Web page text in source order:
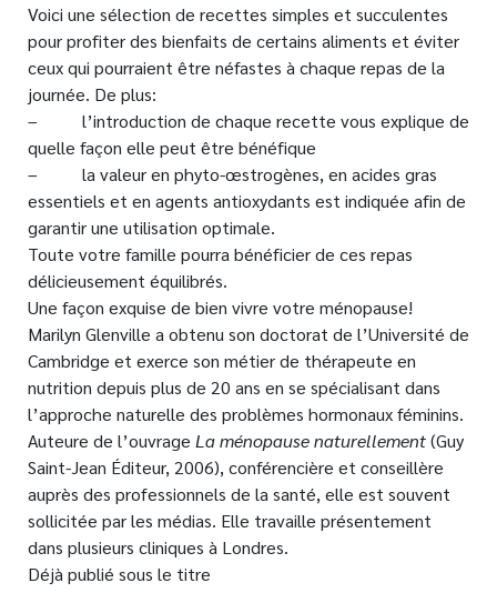
Voici une sélection de recettes simples et succulentes
pour profiter des bienfaits de certains aliments et éviter
ceux qui pourraient être néfastes à chaque repas de la
journée. De plus:
– l’introduction de chaque recette vous explique de
quelle façon elle peut être bénéfique
– la valeur en phyto-œstrogènes, en acides gras
essentiels et en agents antioxydants est indiquée afin de
garantir une utilisation optimale.
Toute votre famille pourra bénéficier de ces repas
délicieusement équilibrés.
Une façon exquise de bien vivre votre ménopause!
Marilyn Glenville a obtenu son doctorat de l’Université de
Cambridge et exerce son métier de thérapeute en
nutrition depuis plus de 20 ans en se spécialisant dans
l’approche naturelle des problèmes hormonaux féminins.
Auteure de l’ouvrage La ménopause naturellement(Guy
Saint-Jean Éditeur, 2006), conférencière et conseillère
auprès des professionnels de la santé, elle est souvent
sollicitée par les médias. Elle travaille présentement
dans plusieurs cliniques à Londres.
Déjà publié sous le titre